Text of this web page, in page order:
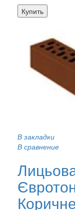
Купить
В закладки
В сравнение